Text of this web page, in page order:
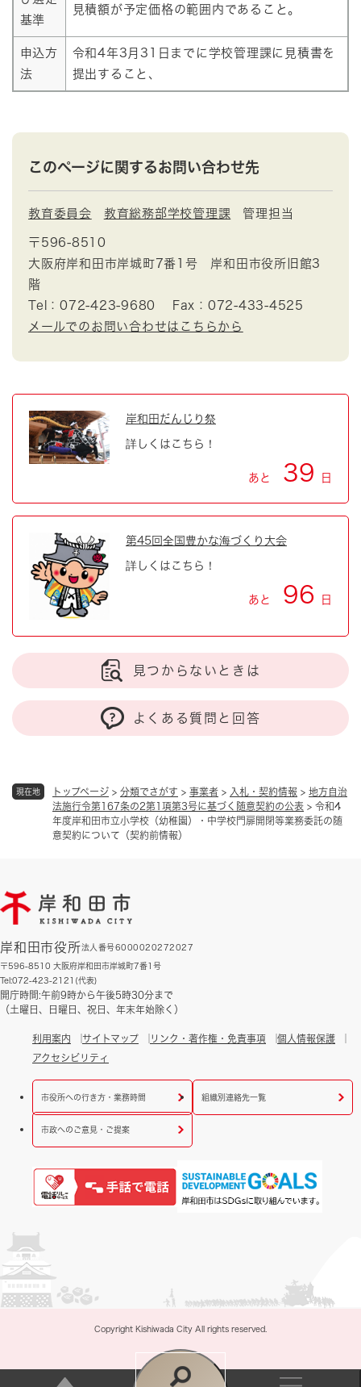
現在地 トップページ > 分類でさがす > 事業者 > 入札・契約情報 > 地方自治
法施行令第167条の2第1項第3号に基づく随意契約の公表 > 令和4
年度岸和田市立小学校（幼稚園）・中学校門扉開閉等業務委託の随
意契約について（契約前情報）
基準
見積額が予定価格の範囲内であること。
申込方
法
令和4年3月31日までに学校管理課に見積書を
提出すること、
このページに関するお問い合わせ先
教育委員会 教育総務部学校管理課 管理担当
〒596-8510
大阪府岸和田市岸城町7番1号 岸和田市役所旧館3
階
Tel：072-423-9680
Fax：072-433-4525
メールでのお問い合わせはこちらから
岸和田だんじり祭
詳しくはこちら！
あと 39 日
第45回全国豊かな海づくり大会
詳しくはこちら！
あと 96 日
見つからないときは
よくある質問と回答
岸和田市役所法人番号6000020272027
〒596-8510 大阪府岸和田市岸城町7番1号
Tel:072-423-2121(代表)
開庁時間:午前9時から午後5時30分まで
（土曜日、日曜日、祝日、年末年始除く）
利用案内 サイトマップ リンク・著作権・免責事項
個人情報保護
アクセシビリティ
市役所への行き方・業務時間 組織別連絡先一覧
市政へのご意見・ご提案
Copyright Kishiwada City All rights reserved.